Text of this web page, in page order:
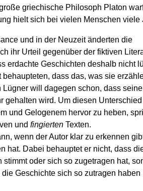
griechische Philosoph Platon
hielt sich bei vielen Menschen
und in der Neuzeit änderten die
ihr Urteil gegenüber der fiktiven
erdachte Geschichten deshalb nicht
dass das, was sie
Lügner will dagegen schon, dass seine
gehalten wird. Um diesen Unterschied
und Gelogenem hervor zu heben,
und fingierten Texten.
wenn der Autor klar zu erkennen
hat. Dabei behauptet er nicht, dass
stimmt oder sich so zugetragen hat,
Geschichte sich so zutragen haben